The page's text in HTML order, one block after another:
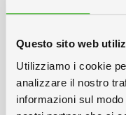
Questo sito web
Utilizziamo i cookie
analizzare il nostro
informazioni sul